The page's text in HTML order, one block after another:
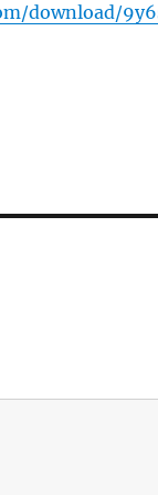
download/